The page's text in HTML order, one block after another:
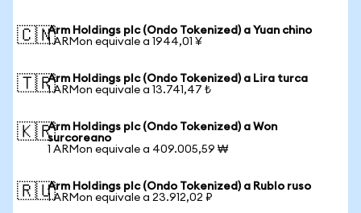
🇨🇳Arm Holdings plc (Ondo Tokenized) a Yuan chino
1 ARMon equivale a 1944,01 ¥
🇹🇷Arm Holdings plc (Ondo Tokenized) a Lira turca
1 ARMon equivale a 13.741,47 ₺
🇰🇷Arm Holdings plc (Ondo Tokenized) a Won
surcoreano
1 ARMon equivale a 409.005,59 ₩
🇷🇺Arm Holdings plc (Ondo Tokenized) a Rublo ruso
1 ARMon equivale a 23.912,02 ₽